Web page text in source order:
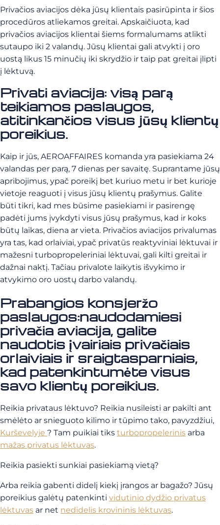
Privačios aviacijos dėka jūsų klientais pasirūpinta ir šios
procedūros atliekamos greitai. Apskaičiuota, kad
privačios aviacijos klientai šiems formalumams atlikti
sutaupo iki 2 valandų. Jūsų klientai gali atvykti į oro
uostą likus 15 minučių iki skrydžio ir taip pat greitai įlipti
į lėktuvą.
Privati aviacija: visą parą
teikiamos paslaugos,
atitinkančios visus jūsų klientų
poreikius.
Kaip ir jūs, AEROAFFAIRES komanda yra pasiekiama 24
valandas per parą, 7 dienas per savaitę. Suprantame jūsų
apribojimus, ypač poreikį bet kuriuo metu ir bet kurioje
vietoje reaguoti į visus jūsų klientų prašymus. Galite
būti tikri, kad mes būsime pasiekiami ir pasirengę
padėti jums įvykdyti visus jūsų prašymus, kad ir koks
būtų laikas, diena ar vieta. Privačios aviacijos privalumas
yra tas, kad orlaiviai, ypač privatūs reaktyviniai lėktuvai ir
mažesni turbopropeleriniai lėktuvai, gali kilti greitai ir
dažnai naktį. Tačiau privalote laikytis išvykimo ir
atvykimo oro uostų darbo valandų.
Prabangios konsjeržo
paslaugos:naudodamiesi
privačia aviacija, galite
naudotis įvairiais privačiais
orlaiviais ir sraigtasparniais,
kad patenkintumėte visus
savo klientų poreikius.
Reikia privataus lėktuvo? Reikia nusileisti ar pakilti ant
smėlėto ar snieguoto kilimo ir tūpimo tako, pavyzdžiui,
Kurševelyje ? Tam puikiai tiks turbopropelerinis arba
mažas privatus lėktuvas.
Reikia pasiekti sunkiai pasiekiamą vietą?
Arba reikia gabenti didelį kiekį įrangos ar bagažo? Jūsų
poreikius galėtų patenkinti vidutinio dydžio privatus
lėktuvas ar net nedidelis krovininis lėktuvas.